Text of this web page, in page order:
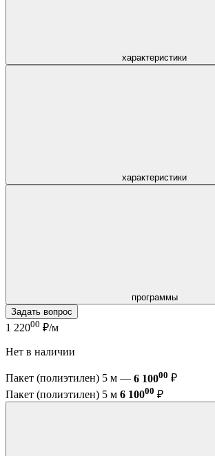
характеристики
характеристики
программы
Задать вопрос
1 22000 ₽/м
Нет в наличии
Пакет (полиэтилен) 5 м — 6 10000 ₽
Пакет (полиэтилен) 5 м 6 10000 ₽